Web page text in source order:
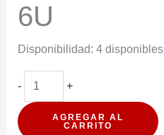
6U
Disponibilidad: 4 disponibles
-
COCA-
COLA
LIGHT
+
AGREGAR AL
CARRITO